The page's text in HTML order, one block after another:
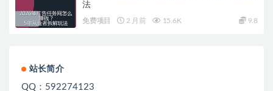
法
免费项目 2 月前 15.6K 9.8
站长简介
QQ：592274123